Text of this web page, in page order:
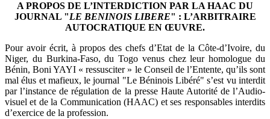
A PROPOS DE L’INTERDICTION PAR LA HAAC DU
JOURNAL "LE BENINOIS LIBERE" : L’ARBITRAIRE
AUTOCRATIQUE EN ŒUVRE.
Pour avoir écrit, à propos des chefs d’Etat de la Côte-d’Ivoire, du
Niger, du Burkina-Faso, du Togo venus chez leur homologue du
Bénin, Boni YAYI « ressusciter » le Conseil de l’Entente, qu’ils sont
mal élus et mafieux, le journal "Le Béninois Libéré" s’est vu interdit
par l’instance de régulation de la presse Haute Autorité de l’Audio-
visuel et de la Communication (HAAC) et ses responsables interdits
d’exercice de la profession.